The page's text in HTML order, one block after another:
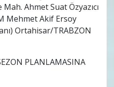
Ahmet Suat Özyazıcı
Mehmet Akif Ersoy
Ortahisar/TRABZON
PLANLAMASINA